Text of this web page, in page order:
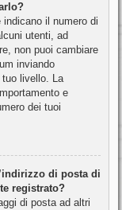
indicano il numero di
utenti, ad
non puoi cambiare
inviando
livello. La
e
dei tuoi
di posta di
registrato?
di posta ad altri